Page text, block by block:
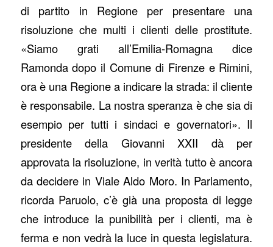
di partito in Regione per presentare una
risoluzione che multi i clienti delle prostitute.
«Siamo grati all’Emilia-Romagna dice
Ramonda dopo il Comune di Firenze e Rimini,
ora è una Regione a indicare la strada: il cliente
è responsabile. La nostra speranza è che sia di
esempio per tutti i sindaci e governatori». Il
presidente della Giovanni XXII dà per
approvata la risoluzione, in verità tutto è ancora
da decidere in Viale Aldo Moro. In Parlamento,
ricorda Paruolo, c’è già una proposta di legge
che introduce la punibilità per i clienti, ma è
ferma e non vedrà la luce in questa legislatura.